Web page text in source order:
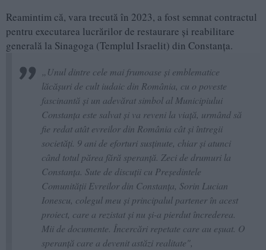
Reamintim că, vara trecută în 2023, a fost semnat contractul
pentru executarea lucrărilor de restaurare și reabilitare
generală la Sinagoga (Templul Israelit) din Constanța.
„Unul dintre cele mai frumoase și emblematice
lăcășuri de cult iudaic din România, cu o poveste
fascinantă și un adevărat simbol al Municipiului
Constanța este salvat și va reveni la viață, urmând să
fie redat atât evreilor din România cât și întregii
societăți. 9 ani de eforturi susținute, chiar și atunci
când totul părea fără speranță. Zeci de drumuri la
Constanța. Sute de discuții cu Președintele
Comunității Evreilor din Constanța, Sorin Lucian
Ionescu, colegul meu și principalul partener în acest
proiect, care a rezistat și nu și-a pierdut încrederea.
Mii de documente. Încercări repetate care au eșuat. O
speranță care a devenit astăzi realitate",